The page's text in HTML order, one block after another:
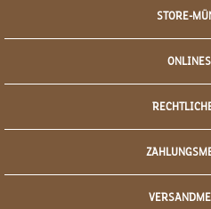
STORE-